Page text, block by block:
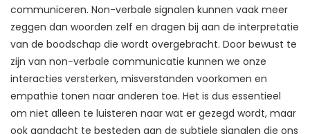
communiceren. Non-verbale signalen kunnen vaak meer
zeggen dan woorden zelf en dragen bij aan de interpretatie
van de boodschap die wordt overgebracht. Door bewust te
zijn van non-verbale communicatie kunnen we onze
interacties versterken, misverstanden voorkomen en
empathie tonen naar anderen toe. Het is dus essentieel
om niet alleen te luisteren naar wat er gezegd wordt, maar
ook aandacht te besteden aan de subtiele signalen die ons